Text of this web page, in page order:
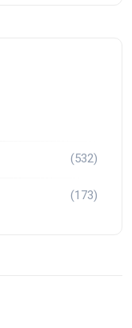
(532)
(173)